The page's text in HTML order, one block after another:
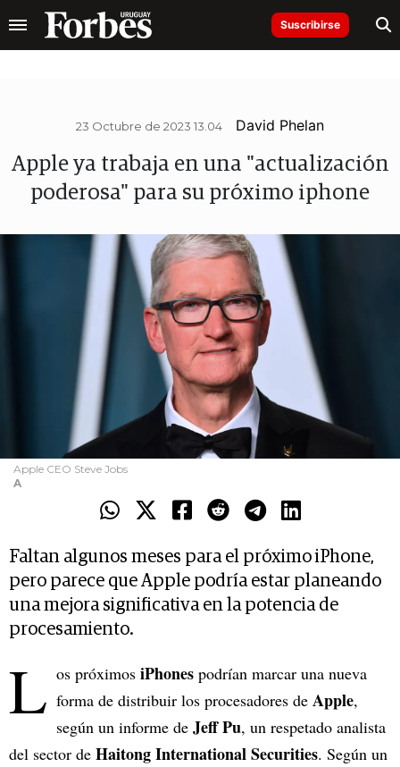
Suscribirse
23 Octubre de 2023 13.04 David Phelan
Apple ya trabaja en una "actualización
poderosa" para su próximo iphone
Apple CEO Steve Jobs
A
Faltan algunos meses para el próximo iPhone,
pero parece que Apple podría estar planeando
una mejora significativa en la potencia de
procesamiento.
L os próximos iPhones podrían marcar una nueva
forma de distribuir los procesadores de Apple,
según un informe de Jeff Pu, un respetado analista
del sector de HaitongInternational Securities. Según un